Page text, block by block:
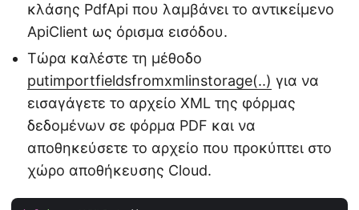
κλάσης PdfApi που λαμβάνει το αντικείμενο
ApiClient ως όρισμα εισόδου.
Τώρα καλέστε τη μέθοδο
putimportfieldsfromxmlinstorage(..) για να
εισαγάγετε το αρχείο XML της φόρμας
δεδομένων σε φόρμα PDF και να
αποθηκεύσετε το αρχείο που προκύπτει στο
χώρο αποθήκευσης Cloud.